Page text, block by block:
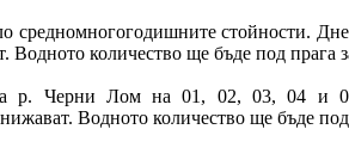
средномногогодишните стойности.
количество ще бъде под прага
на р. Черни Лом на 01, 02, 03, 04 и
Водното количество ще бъде